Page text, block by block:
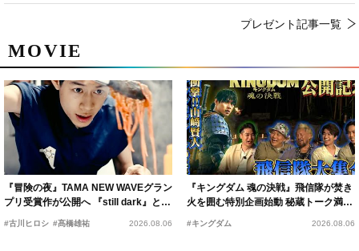
MOVIE
『冒険の夜』TAMA NEW WAVEグラン
プリ受賞作が公開へ 『still dark』と同
時上映決定
#古川ヒロシ #髙橋雄祐 2026.08.06
『キングダム 魂の決戦』飛信隊が焚き
火を囲む特別企画始動 秘蔵トーク満載
の“キングダムキャンプ”開催
#キングダム 2026.08.06
プレゼント記事一覧